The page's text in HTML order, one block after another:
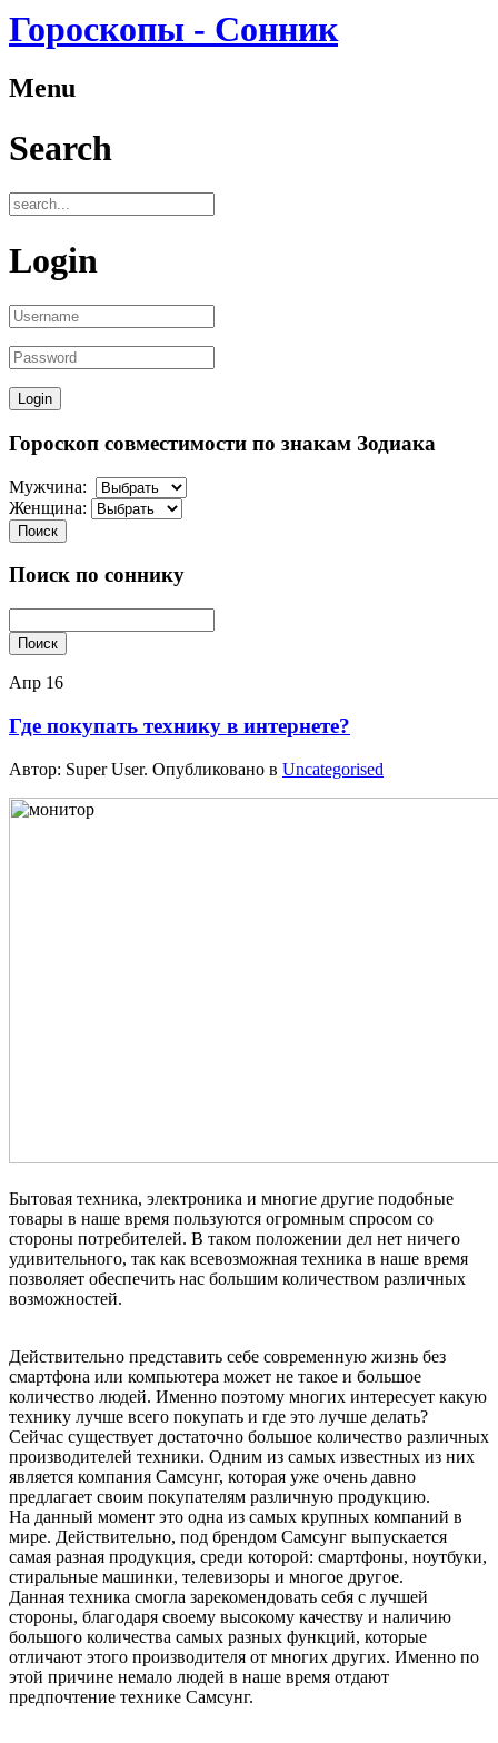
Гороскопы - Сонник
Menu
Search
Login
Гороскоп совместимости по знакам Зодиака
Мужчина:
Женщина:
Поиск
Поиск по соннику
Поиск
Апр 16
Где покупать технику в интернете?
Автор: Super User. Опубликовано в Uncategorised
Бытовая техника, электроника и многие другие подобные
товары в наше время пользуются огромным спросом со
стороны потребителей. В таком положении дел нет ничего
удивительного, так как всевозможная техника в наше время
позволяет обеспечить нас большим количеством различных
возможностей.
Действительно представить себе современную жизнь без
смартфона или компьютера может не такое и большое
количество людей. Именно поэтому многих интересует какую
технику лучше всего покупать и где это лучше делать?
Сейчас существует достаточно большое количество различных
производителей техники. Одним из самых известных из них
является компания Самсунг, которая уже очень давно
предлагает своим покупателям различную продукцию.
На данный момент это одна из самых крупных компаний в
мире. Действительно, под брендом Самсунг выпускается
самая разная продукция, среди которой: смартфоны, ноутбуки,
стиральные машинки, телевизоры и многое другое.
Данная техника смогла зарекомендовать себя с лучшей
стороны, благодаря своему высокому качеству и наличию
большого количества самых разных функций, которые
отличают этого производителя от многих других. Именно по
этой причине немало людей в наше время отдают
предпочтение технике Самсунг.